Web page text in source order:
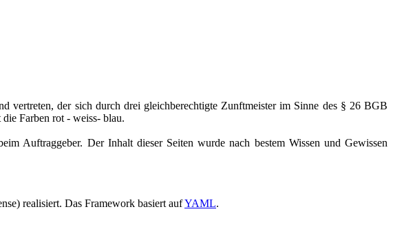
vertreten, der sich durch drei gleichberechtigte Zunftmeister im Sinne des § 26 BGB
Farben rot - weiss- blau.
Auftraggeber. Der Inhalt dieser Seiten wurde nach bestem Wissen und Gewissen
realisiert. Das Framework basiert aufYAML.